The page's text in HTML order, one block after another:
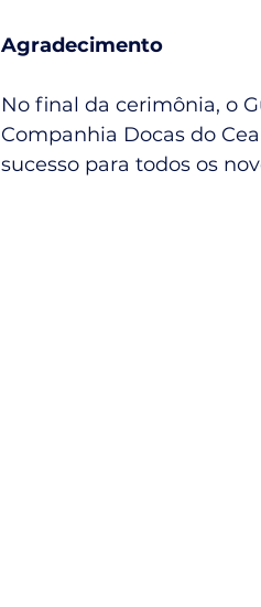
Agradecimento
No final da cerimônia, o
Companhia Docas do
sucesso para todos os